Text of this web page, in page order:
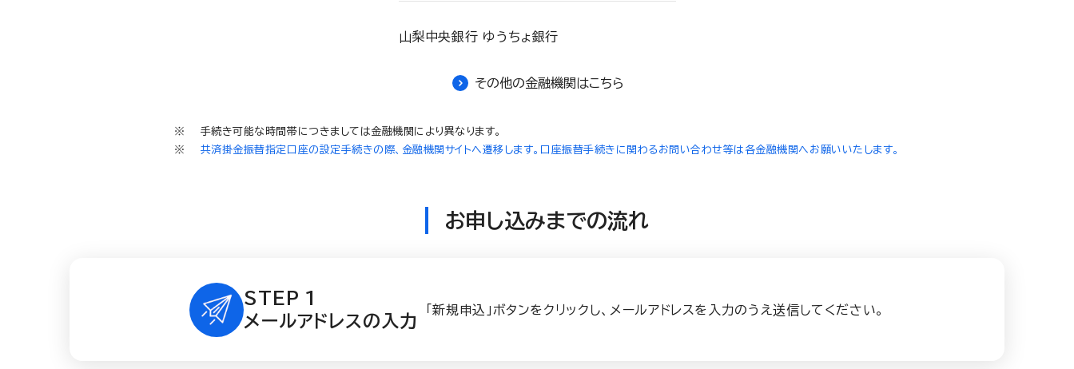
山梨中央銀行 ゆうちょ銀行
その他の金融機関はこちら
手続き可能な時間帯につきましては金融機関により異なります。
共済掛金振替指定口座の設定手続きの際、金融機関サイトへ遷移します。口座振替手続きに関わるお問い合わせ等は各金融機関へお願いいたします。
お申し込みまでの流れ
STEP 1
メールアドレスの入力
「新規申込」ボタンをクリックし、メールアドレスを入力のうえ送信してください。